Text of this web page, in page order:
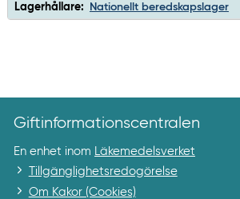
Lagerhållare: Nationellt beredskapslager
Giftinformationscentralen
En enhet inom
Läkemedelsverket
Tillgänglighetsredogörelse
Om Kakor (Cookies)